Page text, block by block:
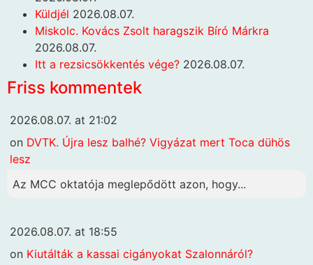
Küldjél 2026.08.07.
Miskolc. Kovács Zsolt haragszik Bíró Márkra
2026.08.07.
Itt a rezsicsökkentés vége? 2026.08.07.
Friss kommentek
2026.08.07. at 21:02
on DVTK. Újra lesz balhé? Vigyázat mert Toca dühös
lesz
Az MCC oktatója meglepődött azon, hogy...
2026.08.07. at 18:55
on Kiutálták a kassai cigányokat Szalonnáról?